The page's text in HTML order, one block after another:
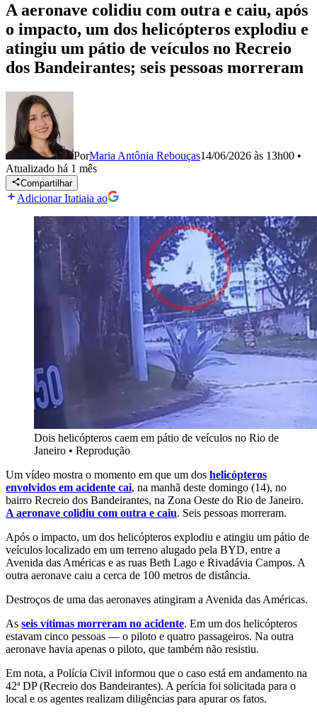
A aeronave colidiu com outra e caiu, após
o impacto, um dos helicópteros explodiu e
atingiu um pátio de veículos no Recreio
dos Bandeirantes; seis pessoas morreram
PorMaria Antônia Rebouças14/06/2026 às 13h00 •
Atualizado há 1 mês
Compartilhar
Adicionar Itatiaia ao
Dois helicópteros caem em pátio de veículos no Rio de
Janeiro • Reprodução
Um vídeo mostra o momento em que um dos helicópteros
envolvidos em acidente cai, na manhã deste domingo (14), no
bairro Recreio dos Bandeirantes, na Zona Oeste do Rio de Janeiro.
A aeronave colidiu com outra e caiu. Seis pessoas morreram.
Após o impacto, um dos helicópteros explodiu e atingiu um pátio de
veículos localizado em um terreno alugado pela BYD, entre a
Avenida das Américas e as ruas Beth Lago e Rivadávia Campos. A
outra aeronave caiu a cerca de 100 metros de distância.
Destroços de uma das aeronaves atingiram a Avenida das Américas.
As seis vítimas morreram no acidente. Em um dos helicópteros
estavam cinco pessoas — o piloto e quatro passageiros. Na outra
aeronave havia apenas o piloto, que também não resistiu.
Em nota, a Polícia Civil informou que o caso está em andamento na
42ª DP (Recreio dos Bandeirantes). A perícia foi solicitada para o
local e os agentes realizam diligências para apurar os fatos.